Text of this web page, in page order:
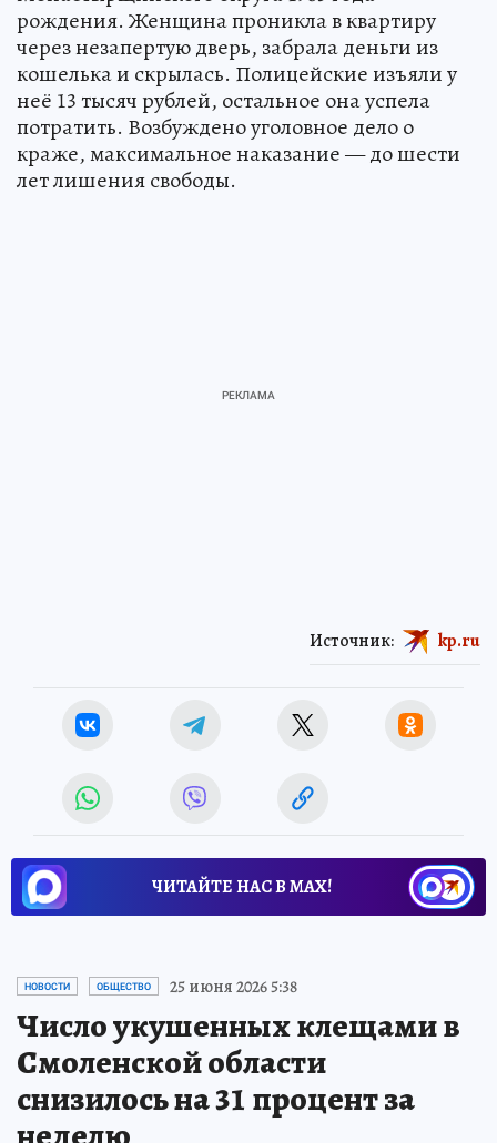
рождения. Женщина проникла в квартиру
через незапертую дверь, забрала деньги из
кошелька и скрылась. Полицейские изъяли у
неё 13 тысяч рублей, остальное она успела
потратить. Возбуждено уголовное дело о
краже, максимальное наказание — до шести
лет лишения свободы.
Источник: kp.ru
ЧИТАЙТЕ НАС В МАХ!
НОВОСТИ ОБЩЕСТВО 25 июня 2026 5:38
Число укушенных клещами в
Смоленской области
снизилось на 31 процент за